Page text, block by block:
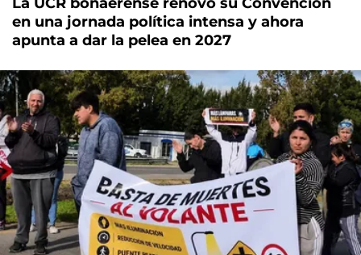
en una jornada política intensa y ahora
apunta a dar la pelea en 2027